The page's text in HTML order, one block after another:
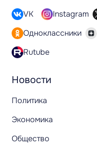
Новости
Политика
Экономика
Общество
VK Instagram
Одноклассники
Rutube